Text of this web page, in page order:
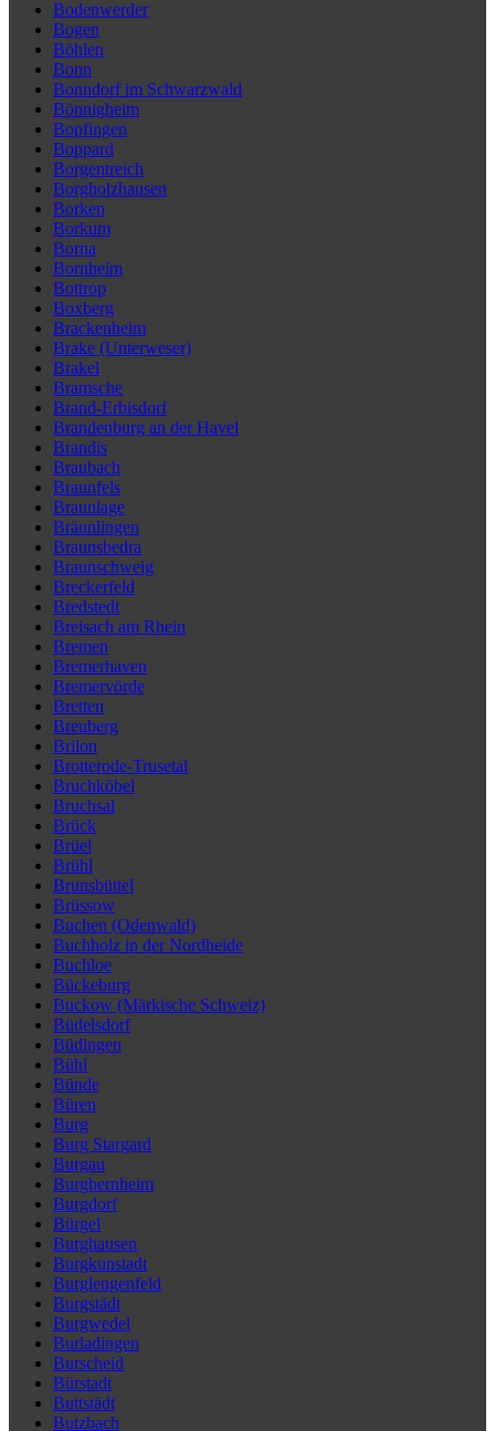
Bodenwerder
Bogen
Böhlen
Bonn
Bonndorf im Schwarzwald
Bönnigheim
Bopfingen
Boppard
Borgentreich
Borgholzhausen
Borken
Borkum
Borna
Bornheim
Bottrop
Boxberg
Brackenheim
Brake (Unterweser)
Brakel
Bramsche
Brand-Erbisdorf
Brandenburg an der Havel
Brandis
Braubach
Braunfels
Braunlage
Bräunlingen
Braunsbedra
Braunschweig
Breckerfeld
Bredstedt
Breisach am Rhein
Bremen
Bremerhaven
Bremervörde
Bretten
Breuberg
Brilon
Brotterode-Trusetal
Bruchköbel
Bruchsal
Brück
Brüel
Brühl
Brunsbüttel
Brüssow
Buchen (Odenwald)
Buchholz in der Nordheide
Buchloe
Bückeburg
Buckow (Märkische Schweiz)
Büdelsdorf
Büdingen
Bühl
Bünde
Büren
Burg
Burg Stargard
Burgau
Burgbernheim
Burgdorf
Bürgel
Burghausen
Burgkunstadt
Burglengenfeld
Burgstädt
Burgwedel
Burladingen
Burscheid
Bürstadt
Buttstädt
Butzbach